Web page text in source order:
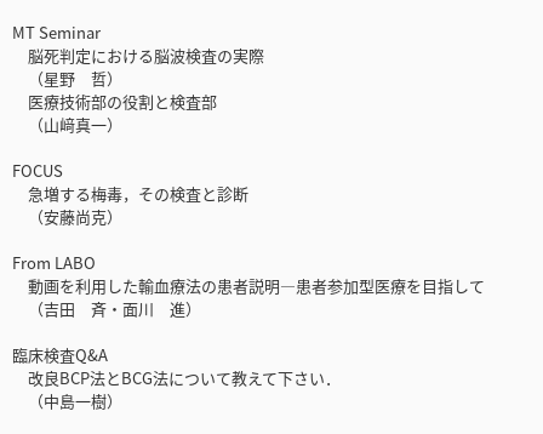
MT Seminar
脳死判定における脳波検査の実際
（星野 哲）
医療技術部の役割と検査部
（山﨑真一）
FOCUS
急増する梅毒，その検査と診断
（安藤尚克）
From LABO
動画を利用した輸血療法の患者説明―患者参加型医療を目指して
（吉田 斉・面川 進）
臨床検査Q&A
改良BCP法とBCG法について教えて下さい．
（中島一樹）